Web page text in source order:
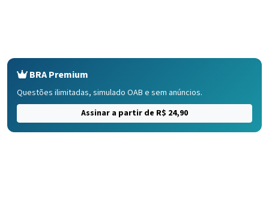
BRA Premium
Questões ilimitadas, simulado OAB e sem anúncios.
Assinar a partir de R$ 24,90